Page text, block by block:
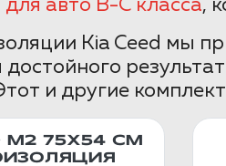
авто B-C класса,
Kia Ceed мы
достойного
и другие
75X54 СМ